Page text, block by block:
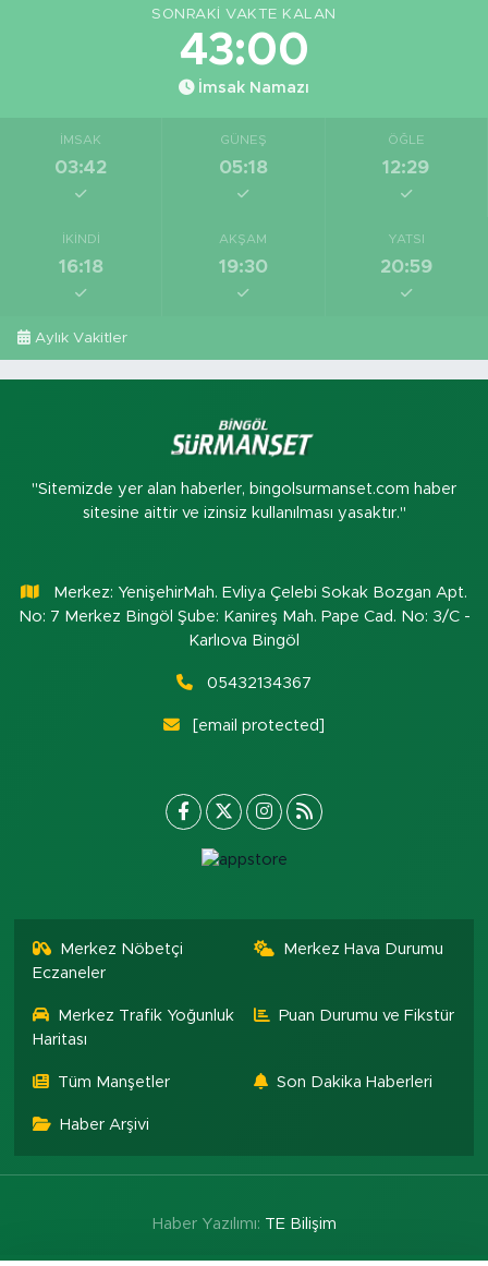
SONRAKI VAKTE KALAN
42:59
İmsak Namazı
İMSAK
03:42
GÜNEŞ
05:18
ÖĞLE
12:29
İKINDI
16:18
AKŞAM
19:30
YATSI
20:59
Aylık Vakitler
"Sitemizde yer alan haberler, bingolsurmanset.com haber
sitesine aittir ve izinsiz kullanılması yasaktır."
Merkez: YenişehirMah. Evliya Çelebi Sokak Bozgan Apt.
No: 7 Merkez Bingöl Şube: Kanireş Mah. Pape Cad. No: 3/C -
Karlıova Bingöl
05432134367
[email protected]
Merkez Nöbetçi
Eczaneler
Merkez Hava Durumu
Merkez Trafik Yoğunluk
Haritası
Puan Durumu ve Fikstür
Tüm Manşetler Son Dakika Haberleri
Haber Arşivi
Haber Yazılımı: TE Bilişim